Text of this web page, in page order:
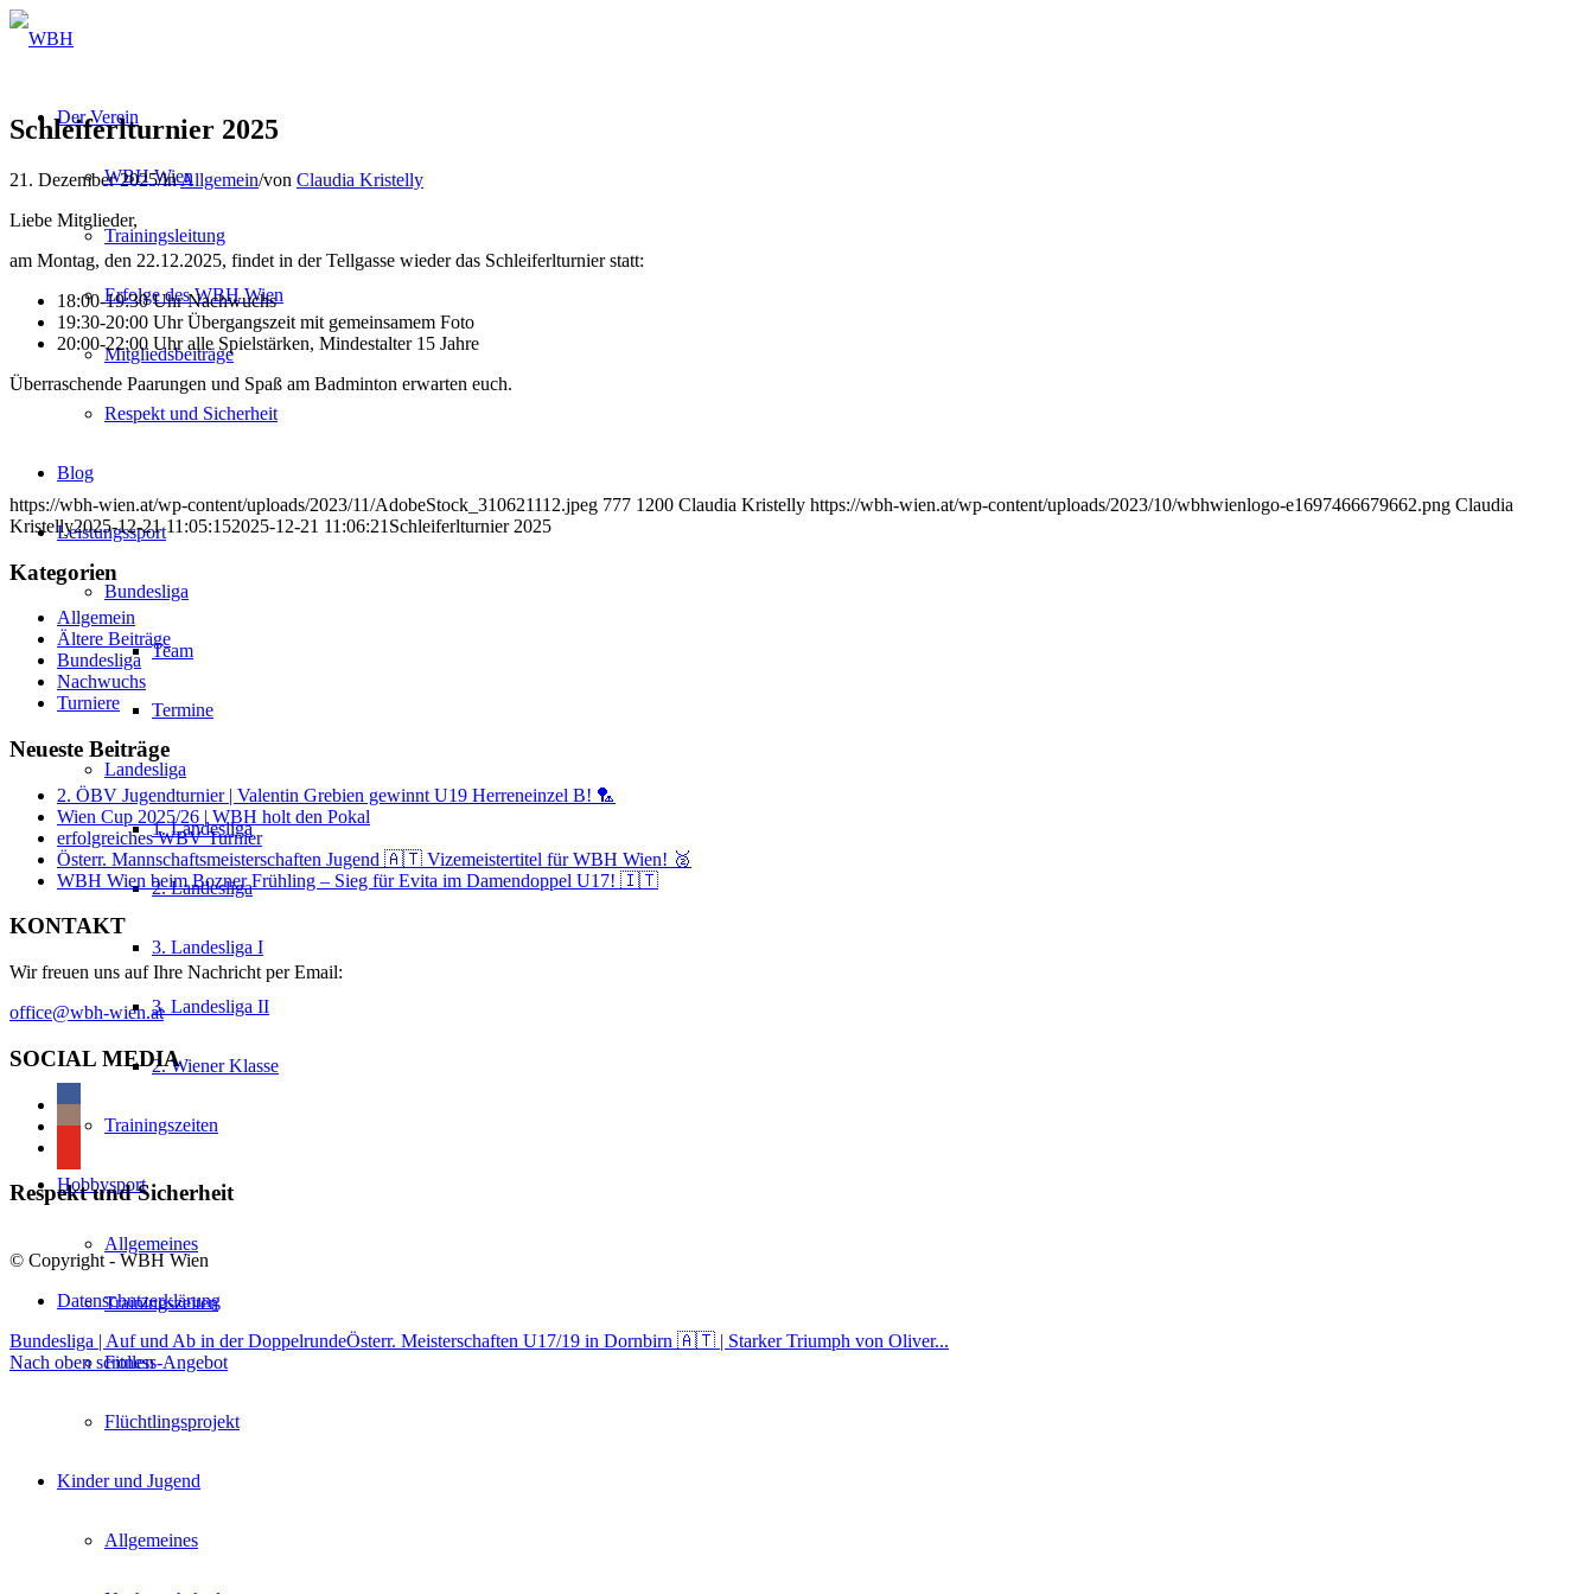
Der Verein
WBH Wien
Trainingsleitung
Erfolge des WBH Wien
Mitgliedsbeiträge
Respekt und Sicherheit
Blog
Leistungssport
Bundesliga
Team
Termine
Landesliga
1. Landesliga
2. Landesliga
3. Landesliga I
3. Landesliga II
2. Wiener Klasse
Trainingszeiten
Hobbysport
Allgemeines
Trainingszeiten
Fitness-Angebot
Flüchtlingsprojekt
Kinder und Jugend
Allgemeines
Schleiferlturnier 2025
21. Dezember 2025/inAllgemein/von Claudia Kristelly
Liebe Mitglieder,
am Montag, den 22.12.2025, findet in der Tellgasse wieder das Schleiferlturnier statt:
18:00-19:30 Uhr Nachwuchs
19:30-20:00 Uhr Übergangszeit mit gemeinsamem Foto
20:00-22:00 Uhr alle Spielstärken, Mindestalter 15 Jahre
Überraschende Paarungen und Spaß am Badminton erwarten euch.
https://wbh-wien.at/wp-content/uploads/2023/11/AdobeStock_310621112.jpeg 777 1200 Claudia Kristelly https://wbh-wien.at/wp-content/uploads/2023/10/wbhwienlogo-e1697466679662.png Claudia
Kristelly2025-12-21 11:05:152025-12-21 11:06:21 Schleiferlturnier 2025
Kategorien
Allgemein
Ältere Beiträge
Bundesliga
Nachwuchs
Turniere
Neueste Beiträge
2. ÖBV Jugendturnier | Valentin Grebien gewinnt U19 Herreneinzel B! 🏸
Wien Cup 2025/26 | WBH holt den Pokal
erfolgreiches WBV Turnier
Österr. Mannschaftsmeisterschaften Jugend 🇦🇹 Vizemeistertitel für WBH Wien! 🥈
WBH Wien beim Bozner Frühling – Sieg für Evita im Damendoppel U17! 🇮🇹
KONTAKT
Wir freuen uns auf Ihre Nachricht per Email:
office@wbh-wien.at
SOCIAL MEDIA
Respekt und Sicherheit
© Copyright - WBH Wien
Datenschutzerklärung
Bundesliga | Auf und Ab in der DoppelrundeÖsterr. Meisterschaften U17/19 in Dornbirn 🇦🇹 | Starker Triumph von Oliver...
Nach oben scrollen